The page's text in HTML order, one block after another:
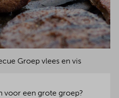
Groep vlees en vis
voor een grote groep?